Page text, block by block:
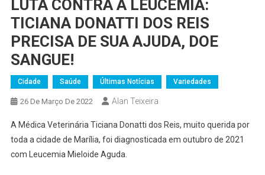
LUTA CONTRA A LEUCEMIA:
TICIANA DONATTI DOS REIS
PRECISA DE SUA AJUDA, DOE
SANGUE!
Cidade Saúde Últimas Notícias Variedades
26 De Março De 2022 Alan Teixeira
A Médica Veterinária Ticiana Donatti dos Reis, muito querida por
toda a cidade de Marília, foi diagnosticada em outubro de 2021
com Leucemia Mieloide Aguda.